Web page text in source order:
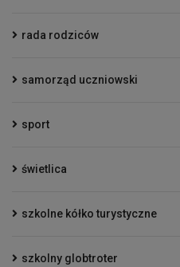
rada rodziców
samorząd uczniowski
sport
świetlica
szkolne kółko turystyczne
szkolny globtroter